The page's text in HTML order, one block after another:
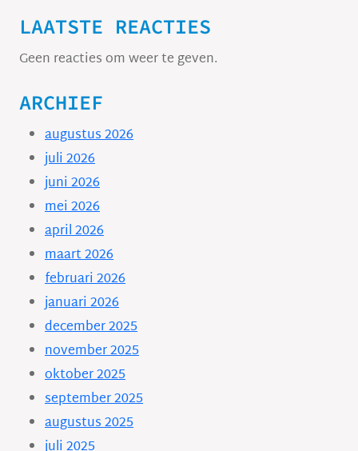
LAATSTE REACTIES
Geen reacties om weer te geven.
ARCHIEF
augustus 2026
juli 2026
juni 2026
mei 2026
april 2026
maart 2026
februari 2026
januari 2026
december 2025
november 2025
oktober 2025
september 2025
augustus 2025